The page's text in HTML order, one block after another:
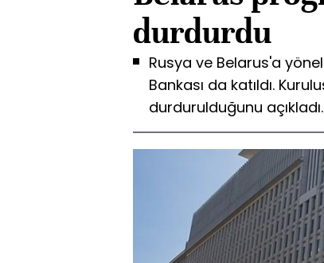
durdurdu
Rusya ve Belarus'a
Bankası da katıldı.
durdurulduğunu açıkladı.